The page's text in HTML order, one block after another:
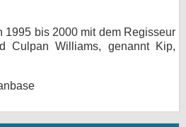
1995 bis 2000 mit dem Regisseur
Culpan Williams, genannt Kip,